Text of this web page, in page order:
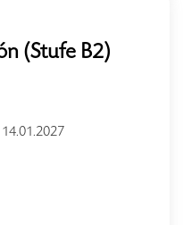
(Stufe B2)
14.01.2027